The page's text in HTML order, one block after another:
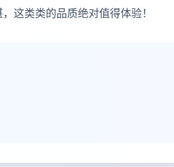
这类类的品质绝对值得体验！